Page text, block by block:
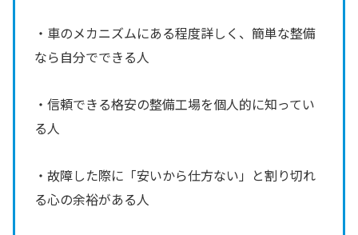
・車のメカニズムにある程度詳しく、簡単な整備
なら自分でできる人
・信頼できる格安の整備工場を個人的に知ってい
る人
・故障した際に「安いから仕方ない」と割り切れ
る心の余裕がある人